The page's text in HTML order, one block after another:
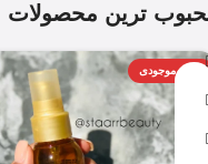
ترین محصولات
اتمام موجودی